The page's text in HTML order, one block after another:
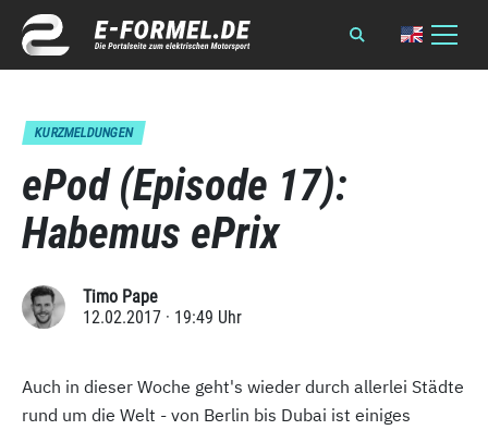
KURZMELDUNGEN
ePod (Episode 17):
Habemus ePrix
Timo Pape
12.02.2017 · 19:49 Uhr
Auch in dieser Woche geht's wieder durch allerlei Städte
rund um die Welt - von Berlin bis Dubai ist einiges